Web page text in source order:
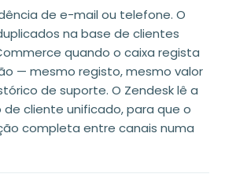
de e-mail ou telefone. O
na base de clientes
quando o caixa regista
— mesmo registo, mesmo valor
de suporte. O Zendesk lê a
cliente unificado, para que o
completa entre canais numa